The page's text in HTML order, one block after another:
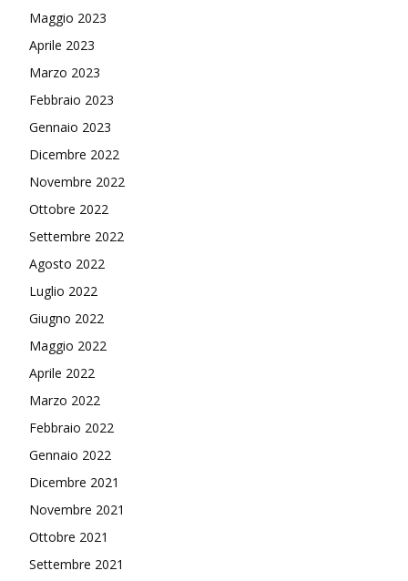
Maggio 2023
Aprile 2023
Marzo 2023
Febbraio 2023
Gennaio 2023
Dicembre 2022
Novembre 2022
Ottobre 2022
Settembre 2022
Agosto 2022
Luglio 2022
Giugno 2022
Maggio 2022
Aprile 2022
Marzo 2022
Febbraio 2022
Gennaio 2022
Dicembre 2021
Novembre 2021
Ottobre 2021
Settembre 2021